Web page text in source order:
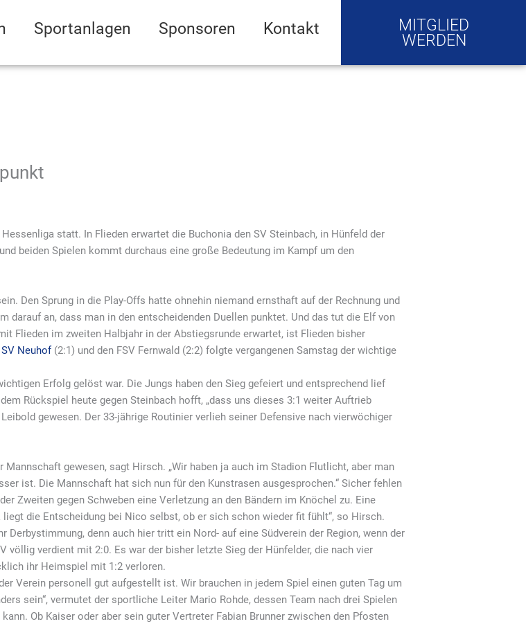
Sportanlagen Sponsoren Kontakt
MITGLIED
WERDEN
statt. In Flieden erwartet die Buchonia den SV Steinbach, in Hünfeld der
beiden Spielen kommt durchaus eine große Bedeutung im Kampf um den
Den Sprung in die Play-Offs hatte ohnehin niemand ernsthaft auf der Rechnung und
an, dass man in den entscheidenden Duellen punktet. Und das tut die Elf von
Flieden im zweiten Halbjahr in der Abstiegsrunde erwartet, ist Flieden bisher
SV Neuhof(2:1) und den FSV Fernwald (2:2) folgte vergangenen Samstag der wichtige
Erfolg gelöst war. Die Jungs haben den Sieg gefeiert und entsprechend lief
Rückspiel heute gegen Steinbach hofft, „dass uns dieses 3:1 weiter Auftrieb
gewesen. Der 33-jährige Routinier verlieh seiner Defensive nach vierwöchiger
gewesen, sagt Hirsch. „Wir haben ja auch im Stadion Flutlicht, aber man
ist. Die Mannschaft hat sich nun für den Kunstrasen ausgesprochen.“ Sicher fehlen
Zweiten gegen Schweben eine Verletzung an den Bändern im Knöchel zu. Eine
die Entscheidung bei Nico selbst, ob er sich schon wieder fit fühlt“, so Hirsch.
Derbystimmung, denn auch hier tritt ein Nord- auf eine Südverein der Region, wenn der
völlig verdient mit 2:0. Es war der bisher letzte Sieg der Hünfelder, die nach vier
ihr Heimspiel mit 1:2 verloren.
Verein personell gut aufgestellt ist. Wir brauchen in jedem Spiel einen guten Tag um
sein“, vermutet der sportliche Leiter Mario Rohde, dessen Team nach drei Spielen
Ob Kaiser oder aber sein guter Vertreter Fabian Brunner zwischen den Pfosten